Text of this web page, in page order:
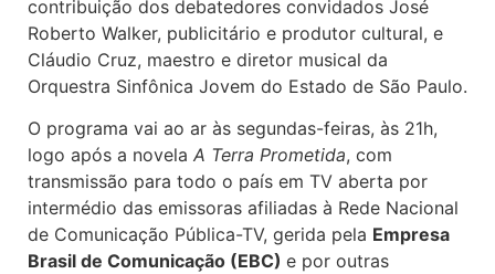
contribuição dos debatedores convidados José
Roberto Walker, publicitário e produtor cultural, e
Cláudio Cruz, maestro e diretor musical da
Orquestra Sinfônica Jovem do Estado de São Paulo.
O programa vai ao ar às segundas-feiras, às 21h,
logo após a novela A Terra Prometida, com
transmissão para todo o país em TV aberta por
intermédio das emissoras afiliadas à Rede Nacional
de Comunicação Pública-TV, gerida pela Empresa
Brasil de Comunicação (EBC) e por outras